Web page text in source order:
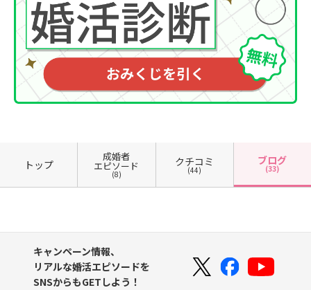
トップ
成婚者
エピソード
(8)
クチコミ
(44)
ブログ
(33)
キャンペーン情報、
リアルな婚活エピソードを
SNSからもGETしよう！